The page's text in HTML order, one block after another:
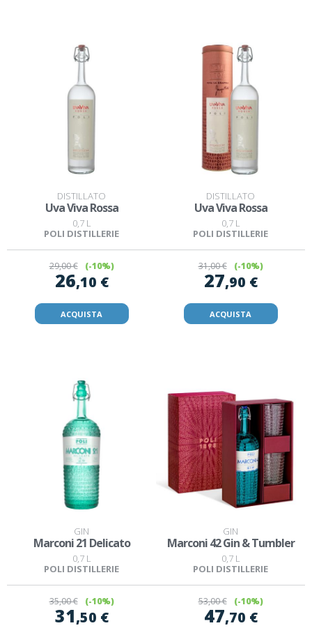
DISTILLATO
Uva Viva Rossa
0,7 L
POLI DISTILLERIE
29,00 € (-10%)
26,10 €
ACQUISTA
DISTILLATO
Uva Viva Rossa
0,7 L
POLI DISTILLERIE
31,00 € (-10%)
27,90 €
ACQUISTA
GIN
Marconi 21 Delicato
0,7 L
POLI DISTILLERIE
35,00 € (-10%)
31,50 €
GIN
Marconi 42 Gin & Tumbler
0,7 L
POLI DISTILLERIE
53,00 € (-10%)
47,70 €